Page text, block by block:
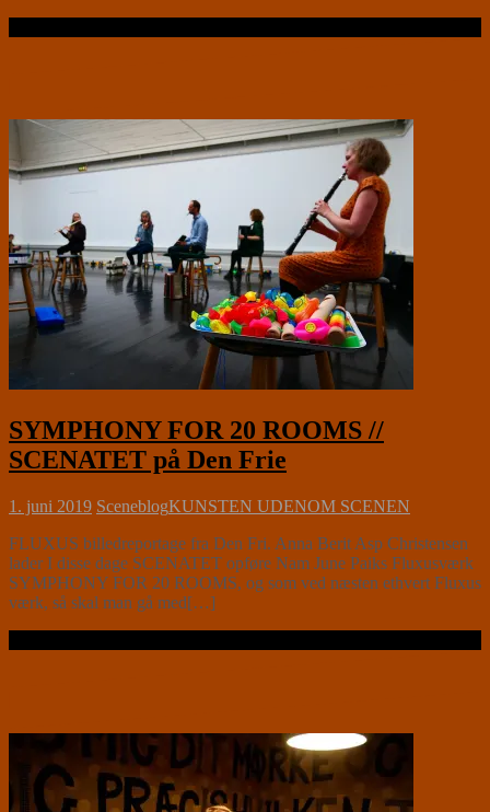
SYMPHONY FOR 20 ROOMS //
SCENATET på Den Frie
1. juni 2019 SceneblogKUNSTEN UDENOM SCENEN
FLUXUS billedreportage fra Den Fri. Anna Berit Asp Christensen
lader I disse dage SCENATET opføre Nam June Paiks Fluxusværk
SYMPHONY FOR 20 ROOMS, og som ved næsten ethvert Fluxus
værk, så skal man gå med[…]